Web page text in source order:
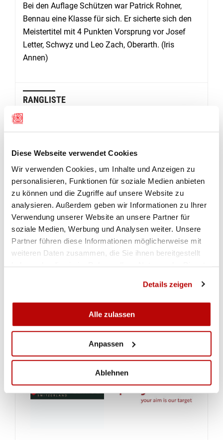
Diese Webseite verwendet Cookies
Wir verwenden Cookies, um Inhalte und Anzeigen zu
personalisieren, Funktionen für soziale Medien anbieten
zu können und die Zugriffe auf unsere Website zu
analysieren. Außerdem geben wir Informationen zu Ihrer
Verwendung unserer Website an unsere Partner für
soziale Medien, Werbung und Analysen weiter. Unsere
Partner führen diese Informationen möglicherweise mit
weiteren Daten zusammen, die Sie ihnen bereitgestellt
Details zeigen
Alle zulassen
Anpassen
Ablehnen
Bei den Auflage Schützen war Patrick Rohner,
Bennau eine Klasse für sich. Er sicherte sich den
Meistertitel mit 4 Punkten Vorsprung vor Josef
Letter, Schwyz und Leo Zach, Oberarth. (Iris
Annen)
RANGLISTE
Rangliste Schwyzer Kantonalmatch der Luftpistolenschützen 2023